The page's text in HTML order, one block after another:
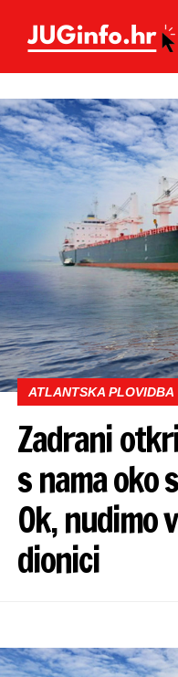
ATLANTSKA PLOVIDBA
Zadrani
s nama oko
Ok, nudimo
dionici